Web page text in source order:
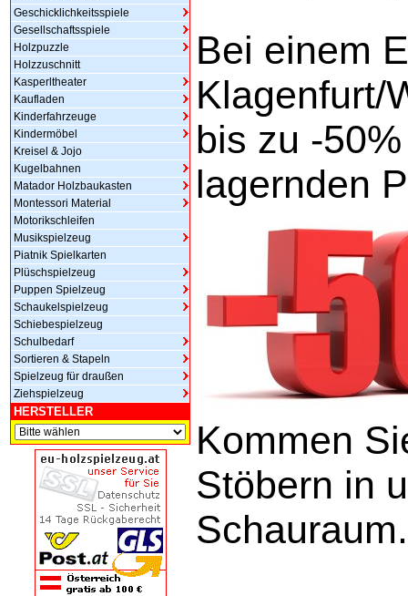
Geschicklichkeitsspiele
Gesellschaftsspiele
Holzpuzzle
Holzzuschnitt
Kasperltheater
Kaufladen
Kinderfahrzeuge
Kindermöbel
Kreisel & Jojo
Kugelbahnen
Matador Holzbaukasten
Montessori Material
Motorikschleifen
Musikspielzeug
Piatnik Spielkarten
Plüschspielzeug
Puppen Spielzeug
Schaukelspielzeug
Schiebespielzeug
Schulbedarf
Sortieren & Stapeln
Spielzeug für draußen
Ziehspielzeug
HERSTELLER
Bei einem
Klagenfurt/
bis zu -
lagernden
Kommen
Stöbern in
Schauraum.